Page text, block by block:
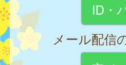
ID・
メール配信